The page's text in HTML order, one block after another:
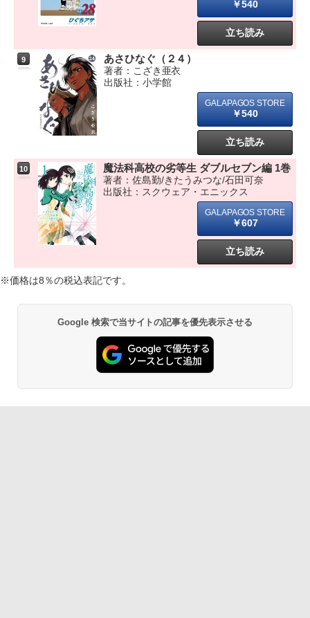
￥540
立ち読み
9 あさひなぐ（２４）
著者：こざき亜衣
出版社：小学館
￥540
立ち読み
10 魔法科高校の劣等生 ダブルセブン編 1巻
著者：佐島勤/きたうみつな/石田可奈
出版社：スクウェア・エニックス
￥607
立ち読み
※価格は8％の税込表記です。
Google 検索で当サイトの記事を優先表示させる